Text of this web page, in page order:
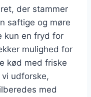
der stammer
saftige og møre
kun en fryd for
mulighed for
kød med friske
udforske,
med